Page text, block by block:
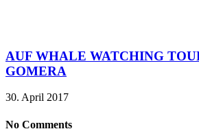
AUF WHALE WATCHING
GOMERA
30. April 2017
No Comments